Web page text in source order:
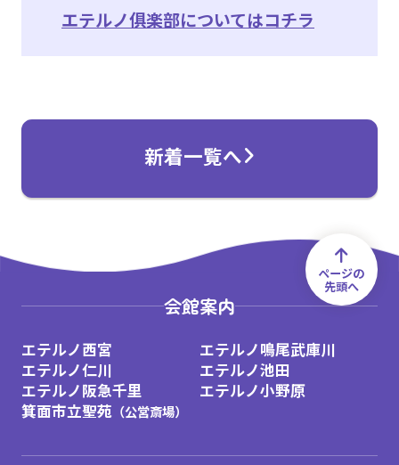
エテルノ俱楽部についてはコチラ
新着一覧へ
出張：「阪急の家族葬」終活セミナー
ページの
先頭へ
会館案内
エテルノ西宮
エテルノ鳴尾武庫川
エテルノ仁川
エテルノ池田
エテルノ阪急千里
エテルノ小野原
箕面市立聖苑（公営斎場）